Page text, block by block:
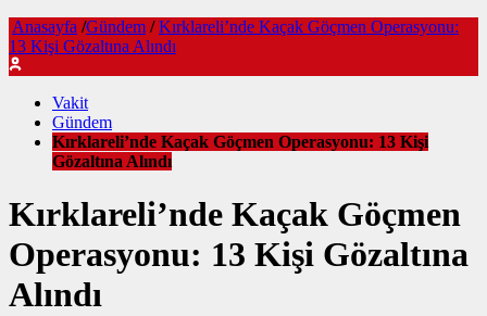
Anasayfa /Gündem / Kırklareli’nde Kaçak Göçmen Operasyonu:
13 Kişi Gözaltına Alındı
Vakit
Gündem
Kırklareli’nde Kaçak Göçmen Operasyonu: 13 Kişi
Gözaltına Alındı
Kırklareli’nde Kaçak Göçmen
Operasyonu: 13 Kişi Gözaltına
Alındı